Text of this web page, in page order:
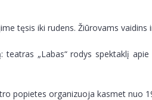
tęsis iki rudens. Žiūrovams
„Labas“ rodys spektaklį
popietes organizuoja kasmet nuo